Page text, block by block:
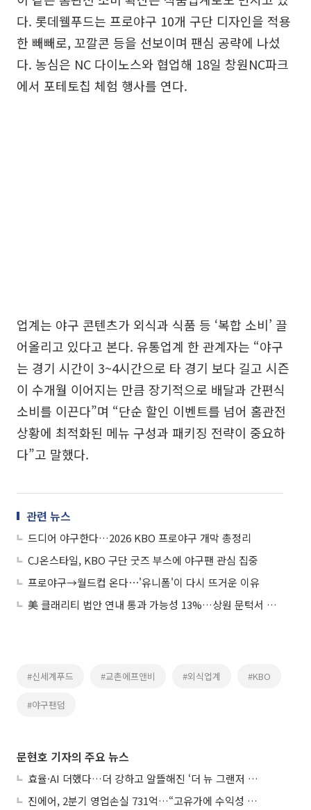
다. 롯데웰푸드는 프로야구 10개 구단 디자인을 적용
한 빼빼로, 꼬깔콘 등을 선보이며 팬심 공략에 나섰
다. 농심은 NC 다이노스와 협업해 18일 창원NC파크
에서 포테토칩 체험 행사를 연다.
업계는 야구 콘텐츠가 외식과 식품 등 ‘복합 소비’ 끌
어올리고 있다고 본다. 유통업계 한 관계자는 “야구
는 경기 시간이 3~4시간으로 타 경기 보다 길고 시즌
이 수개월 이어지는 만큼 장기적으로 배달과 간편식
소비를 이끈다”며 “단순 할인 이벤트를 넘어 홈관전
상황에 최적화된 메뉴 구성과 패키징 전략이 중요하
다”고 말했다.
관련 뉴스
드디어 야구한다…2026 KBO 프로야구 개막 총정리
CJ온스타일, KBO 구단 굿즈 부스에 야구팬 관심 집중
프로야구→월드컵 온다⋯'유니폼'이 다시 뜨거운 이유
美 클래리티 법안 연내 통과 가능성 13%…상원 문턱서 제동
#신세계푸드 #교촌에프앤비 #외식업계 #KBO
#야구팬덤
문현호 기자의 주요 뉴스
효율·AI 더했다…더 강하고 알뜰해진 ‘더 뉴 그랜저 하이브리드’
진에어, 2분기 영업손실 731억…“고유가에 수익성 악화”